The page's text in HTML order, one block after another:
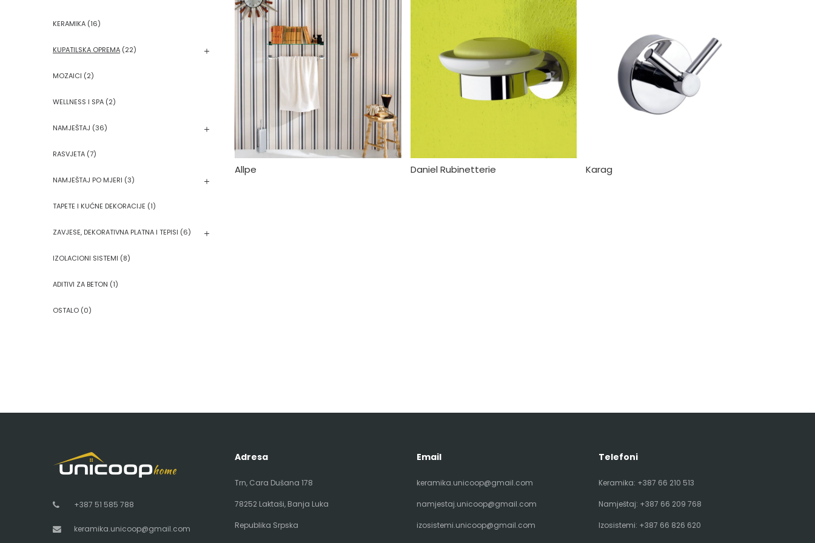
Allpe Daniel Rubinetterie Karag
KERAMIKA (16)
KUPATILSKA OPREMA (22)
MOZAICI (2)
WELLNESS I SPA (2)
NAMJEŠTAJ (36)
RASVJETA (7)
NAMJEŠTAJ PO MJERI (3)
TAPETE I KUĆNE DEKORACIJE (1)
ZAVJESE, DEKORATIVNA PLATNA I TEPISI (6)
IZOLACIONI SISTEMI (8)
ADITIVI ZA BETON (1)
OSTALO (0)
+387 51 585 788
keramika.unicoop@gmail.com
Adresa
Trn, Cara Dušana 178
78252 Laktaši, Banja Luka
Republika Srpska
Email
keramika.unicoop@gmail.com
namjestaj.unicoop@gmail.com
izosistemi.unicoop@gmail.com
Telefoni
Keramika: +387 66 210 513
Namještaj: +387 66 209 768
Izosistemi: +387 66 826 620